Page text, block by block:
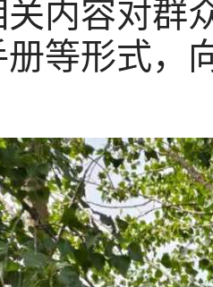
内容对群
等形式，